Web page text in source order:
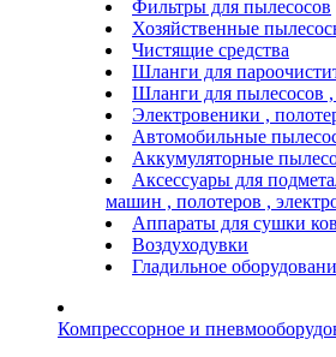
Фильтры для пылесосов
Хозяйственные
Чистящие средства
Шланги для
Шланги для пылесосов
Электровеники ,
Автомобильные
Аккумуляторные
Аксессуары для
машин , полотеров ,
Аппараты для сушки
Воздуходувки
Гладильное
Компрессорное и